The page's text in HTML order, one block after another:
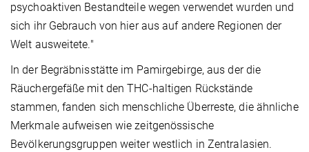
psychoaktiven Bestandteile wegen verwendet wurden und
sich ihr Gebrauch von hier aus auf andere Regionen der
Welt ausweitete."
In der Begräbnisstätte im Pamirgebirge, aus der die
Räuchergefäße mit den THC-haltigen Rückstände
stammen, fanden sich menschliche Überreste, die ähnliche
Merkmale aufweisen wie zeitgenössische
Bevölkerungsgruppen weiter westlich in Zentralasien.